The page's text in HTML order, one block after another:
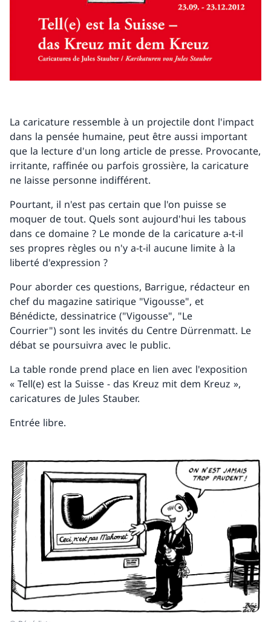
La caricature ressemble à un projectile dont l'impact
dans la pensée humaine, peut être aussi important
que la lecture d'un long article de presse. Provocante,
irritante, raffinée ou parfois grossière, la caricature
ne laisse personne indifférent.
Pourtant, il n'est pas certain que l'on puisse se
moquer de tout. Quels sont aujourd'hui les tabous
dans ce domaine ? Le monde de la caricature a-t-il
ses propres règles ou n'y a-t-il aucune limite à la
liberté d'expression ?
Pour aborder ces questions, Barrigue, rédacteur en
chef du magazine satirique "Vigousse", et
Bénédicte, dessinatrice ("Vigousse", "Le
Courrier") sont les invités du Centre Dürrenmatt. Le
débat se poursuivra avec le public.
La table ronde prend place en lien avec l'exposition
« Tell(e) est la Suisse - das Kreuz mit dem Kreuz »,
caricatures de Jules Stauber.
Entrée libre.